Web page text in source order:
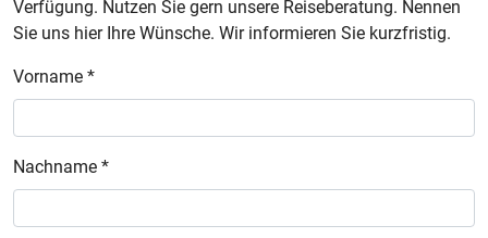
Verfügung. Nutzen Sie gern unsere Reiseberatung. Nennen
Sie uns hier Ihre Wünsche. Wir informieren Sie kurzfristig.
Vorname *
Nachname *